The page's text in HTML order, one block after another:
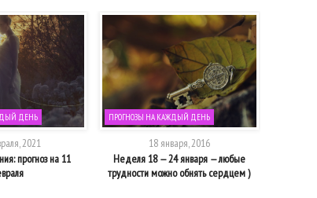
ДЕНЬ
2021
прогноз на 11
ПРОГНОЗЫ НА КАЖДЫЙ ДЕНЬ
18 января, 2016
Неделя 18 — 24 января — любые
трудности можно обнять сердцем )